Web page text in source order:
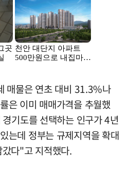
매물은 연초 대비 31.3%나
은 이미 매매가격을 추월했
기도를 선택하는 인구가 4년
는데 정부는 규제지역을 확대
다"고 지적했다.